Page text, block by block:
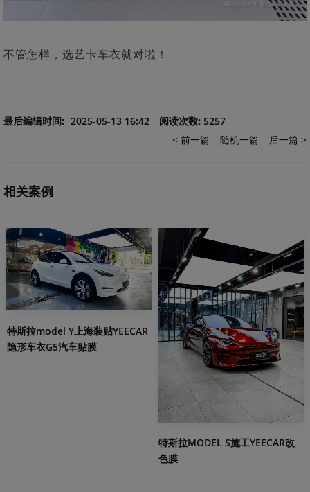
不管怎样，选艺卡车衣就对啦！
最后编辑时间: 2025-05-13 16:42 阅读次数:5257
< 前一篇
随机一篇 后一篇 >
相关案例
特斯拉model Y上海装贴YEECAR
隐形车衣G5汽车贴膜
特斯拉MODEL S施工YEECAR改
色膜